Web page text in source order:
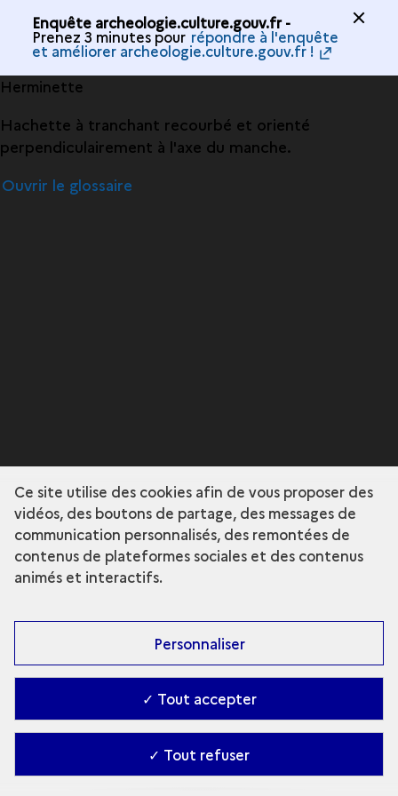
Enquête archeologie.culture.gouv.fr -
Prenez 3 minutes pour répondre à l'enquête
et améliorer archeologie.culture.gouv.fr !
Herminette
Hachette à tranchant recourbé et orienté
perpendiculairement à l'axe du manche.
Ouvrir le glossaire
Ce site utilise des cookies afin de vous proposer des
vidéos, des boutons de partage, des messages de
communication personnalisés, des remontées de
contenus de plateformes sociales et des contenus
animés et interactifs.
Personnaliser
✓ Tout accepter
✓ Tout refuser